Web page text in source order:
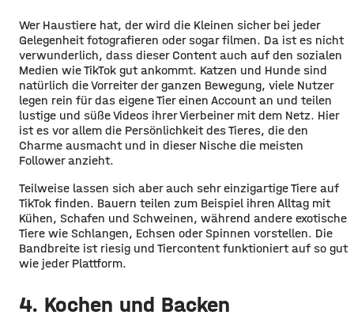
Wer Haustiere hat, der wird die Kleinen sicher bei jeder
Gelegenheit fotografieren oder sogar filmen. Da ist es nicht
verwunderlich, dass dieser Content auch auf den sozialen
Medien wie TikTok gut ankommt. Katzen und Hunde sind
natürlich die Vorreiter der ganzen Bewegung, viele Nutzer
legen rein für das eigene Tier einen Account an und teilen
lustige und süße Videos ihrer Vierbeiner mit dem Netz. Hier
ist es vor allem die Persönlichkeit des Tieres, die den
Charme ausmacht und in dieser Nische die meisten
Follower anzieht.
Teilweise lassen sich aber auch sehr einzigartige Tiere auf
TikTok finden. Bauern teilen zum Beispiel ihren Alltag mit
Kühen, Schafen und Schweinen, während andere exotische
Tiere wie Schlangen, Echsen oder Spinnen vorstellen. Die
Bandbreite ist riesig und Tiercontent funktioniert auf so gut
wie jeder Plattform.
4. Kochen und Backen